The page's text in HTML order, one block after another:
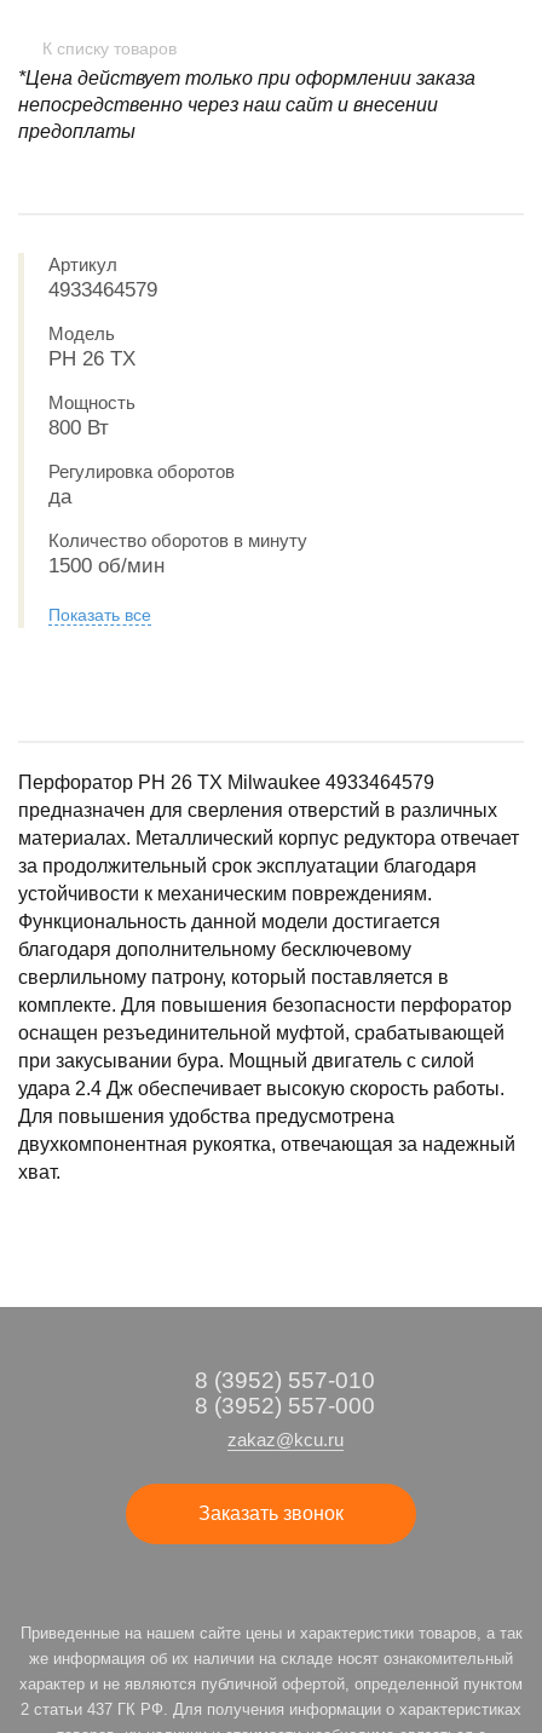
К списку товаров
*Цена действует только при оформлении заказа
непосредственно через наш сайт и внесении
предоплаты
Артикул
4933464579
Модель
PH 26 TX
Мощность
800 Вт
Регулировка оборотов
да
Количество оборотов в минуту
1500 об/мин
Показать все
Перфоратор PH 26 TX Milwaukee 4933464579
предназначен для сверления отверстий в различных
материалах. Металлический корпус редуктора отвечает
за продолжительный срок эксплуатации благодаря
устойчивости к механическим повреждениям.
Функциональность данной модели достигается
благодаря дополнительному бесключевому
сверлильному патрону, который поставляется в
комплекте. Для повышения безопасности перфоратор
оснащен резъединительной муфтой, срабатывающей
при закусывании бура. Мощный двигатель с силой
удара 2.4 Дж обеспечивает высокую скорость работы.
Для повышения удобства предусмотрена
двухкомпонентная рукоятка, отвечающая за надежный
хват.
8 (3952) 557-010
8 (3952) 557-000
zakaz@kcu.ru
Заказать звонок
Приведенные на нашем сайте цены и характеристики товаров, а так
же информация об их наличии на складе носят ознакомительный
характер и не являются публичной офертой, определенной пунктом
2 статьи 437 ГК РФ. Для получения информации о характеристиках